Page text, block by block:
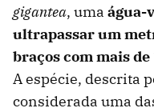
gigantea, uma água-
ultrapassar um
braços com mais
A espécie, descrita
considerada uma